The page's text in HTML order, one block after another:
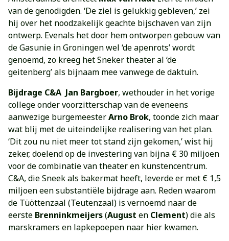
van de genodigden. ‘De ziel is gelukkig gebleven,’ zei
hij over het noodzakelijk geachte bijschaven van zijn
ontwerp. Evenals het door hem ontworpen gebouw van
de Gasunie in Groningen wel ‘de apenrots’ wordt
genoemd, zo kreeg het Sneker theater al ‘de
geitenberg’ als bijnaam mee vanwege de daktuin.
Bijdrage C&A Jan Bargboer, wethouder in het vorige
college onder voorzitterschap van de eveneens
aanwezige burgemeesterArno Brok, toonde zich maar
wat blij met de uiteindelijke realisering van het plan.
‘Dit zou nu niet meer tot stand zijn gekomen,’ wist hij
zeker, doelend op de investering van bijna € 30 miljoen
voor de combinatie van theater en kunstencentrum.
C&A, die Sneek als bakermat heeft, leverde er met € 1,5
miljoen een substantiële bijdrage aan. Reden waarom
de Tüöttenzaal (Teutenzaal) is vernoemd naar de
eerste Brenninkmeijers(August en Clement) die als
marskramers en lapkepoepen naar hier kwamen.